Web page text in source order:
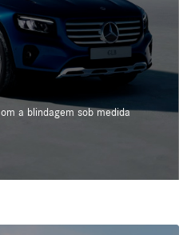
a blindagem sob medida